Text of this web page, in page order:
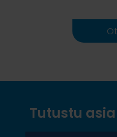
Tutustu